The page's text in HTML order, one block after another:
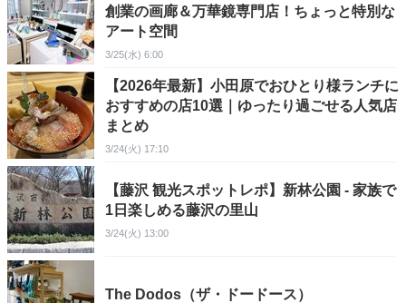
創業の画廊＆万華鏡専門店！ちょっと特別な
アート空間
3/25(水) 6:00
【2026年最新】小田原でおひとり様ランチに
おすすめの店10選｜ゆったり過ごせる人気店
まとめ
3/24(火) 17:10
【藤沢 観光スポットレポ】新林公園 - 家族で
1日楽しめる藤沢の里山
3/24(火) 13:00
The Dodos（ザ・ドードース）